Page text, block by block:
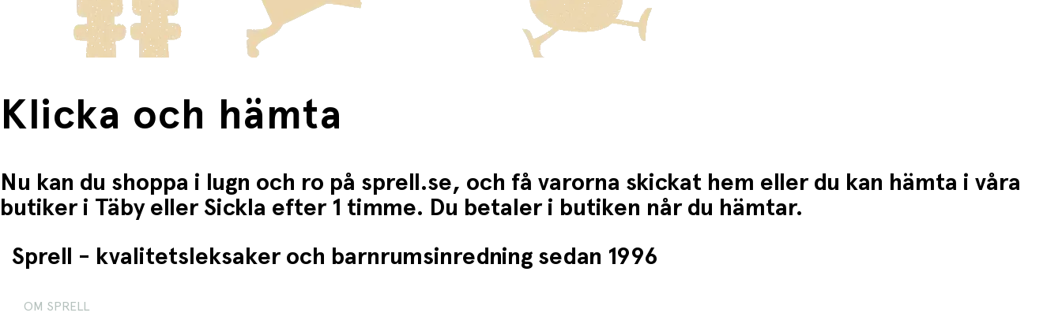
Klicka och hämta
Nu kan du shoppa i lugn och ro på sprell.se, och få varorna skickat hem eller du kan hämta i våra
butiker i Täby eller Sickla efter 1 timme. Du betaler i butiken når du hämtar.
Sprell - kvalitetsleksaker och barnrumsinredning sedan 1996
OM SPRELL